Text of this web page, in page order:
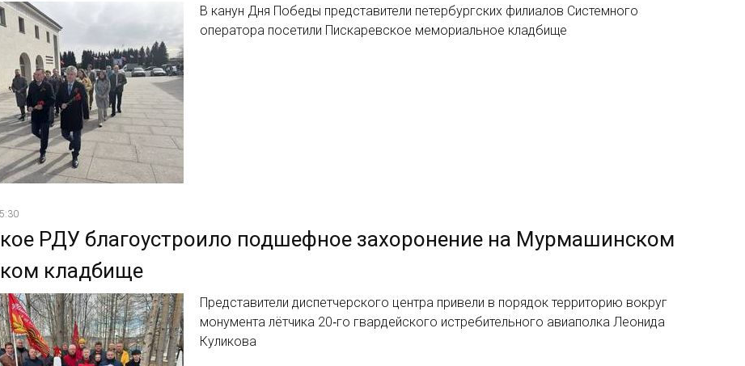
В канун Дня Победы представители петербургских филиалов Системного
оператора посетили Пискаревское мемориальное кладбище
РДУ благоустроило подшефное захоронение на Мурмашинском
кладбище
Представители диспетчерского центра привели в порядок территорию вокруг
монумента лётчика 20‑го гвардейского истребительного авиаполка Леонида
Куликова